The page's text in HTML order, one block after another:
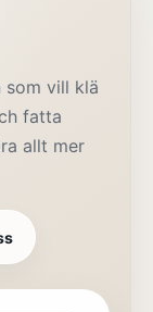
som vill klä
fatta
allt mer